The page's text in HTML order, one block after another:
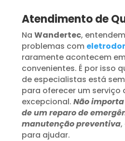
Atendimento de
Na Wandertec,
problemas com
raramente acontecem
convenientes. É por isso
de especialistas está
para oferecer um serviço
excepcional. Não
de um reparo de
manutenção preventiva,
para ajudar.